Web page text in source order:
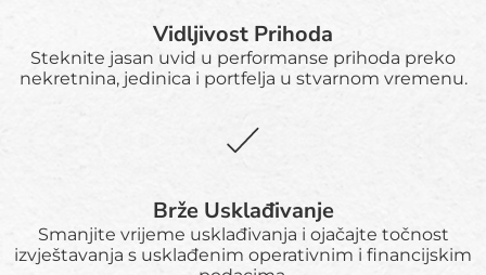
Vidljivost Prihoda
Steknite jasan uvid u performanse prihoda preko
nekretnina, jedinica i portfelja u stvarnom vremenu.
Brže Usklađivanje
Smanjite vrijeme usklađivanja i ojačajte točnost
izvještavanja s usklađenim operativnim i financijskim